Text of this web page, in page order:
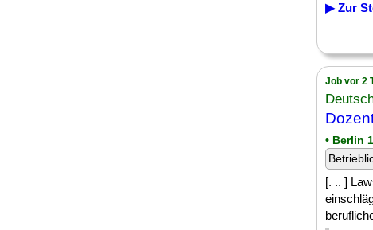
▶ Zur
Job vor 2
• Berlin
[. .. ]